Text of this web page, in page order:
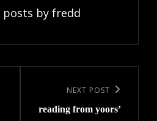
posts by fredd
Post
NEXT POST
reading from yoors’